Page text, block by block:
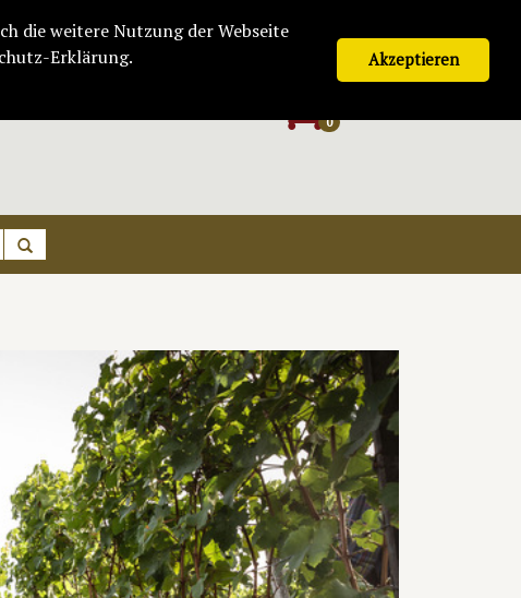
die weitere Nutzung der Webseite
Erklärung.
Akzeptieren
Ihr Konto bei Finkenweine
0